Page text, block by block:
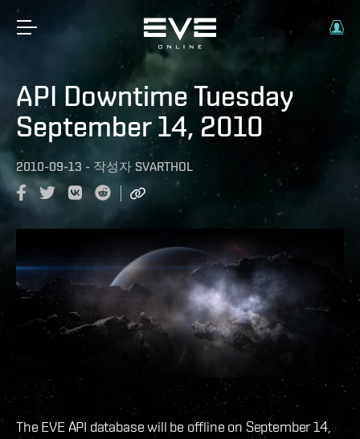
API Downtime Tuesday
September 14, 2010
2010-09-13 - 작성자 SVARTHOL
The EVE API database will be offline on September 14,